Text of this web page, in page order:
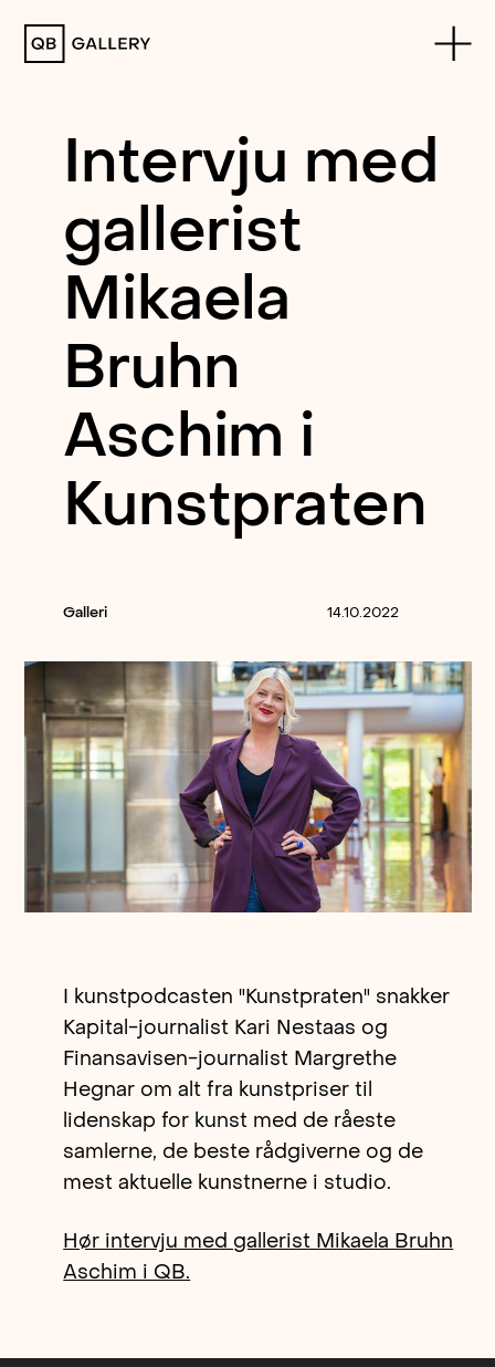
QB Gallery
Intervju med
gallerist
Mikaela
Bruhn
Aschim i
Kunstpraten
Galleri 14.10.2022
I kunstpodcasten "Kunstpraten" snakker
Kapital-journalist Kari Nestaas og
Finansavisen-journalist Margrethe
Hegnar om alt fra kunstpriser til
lidenskap for kunst med de råeste
samlerne, de beste rådgiverne og de
mest aktuelle kunstnerne i studio.
Hør intervju med gallerist Mikaela Bruhn
Aschim i QB.